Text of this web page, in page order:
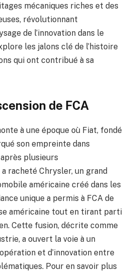
mécaniques riches et des
révolutionnant
de l’innovation dans le
les jalons clé de l’histoire
qui ont contribué à sa
de FCA
à une époque où Fiat, fondé
son empreinte dans
après plusieurs
racheté Chrysler, un grand
américaine créé dans les
unique a permis à FCA de
américaine tout en tirant parti
Cette fusion, décrite comme
a ouvert la voie à un
et d’innovation entre
Pour en savoir plus